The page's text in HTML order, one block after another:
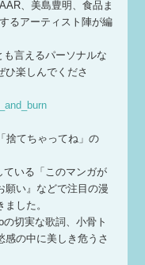
、美島豊明、食品ま
るアーティスト陣が編
も言えるパーソナルな
ひ楽しんでくださ
捨てちゃってね」の
ている「このマンガが
願い』などで注目の漫
した。
切実な歌詞、小骨ト
感の中に美しき危うさ